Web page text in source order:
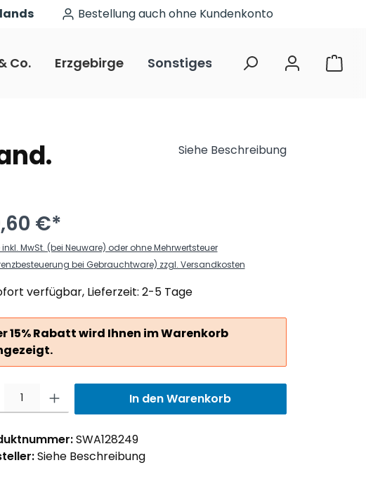
Bestellung auch ohne Kundenkonto
Co. Erzgebirge Sonstiges Restposten
Siehe Beschreibung
€*
inkl. MwSt. (bei Neuware) oder ohne Mehrwertsteuer
bei Gebrauchtware) zzgl. Versandkosten
verfügbar, Lieferzeit: 2-5 Tage
15% Rabatt wird Ihnen im Warenkorb
Anzahl: Gib den gewünschten Wert ein oder benutze die Schaltflächen um die
In den Warenkorb
SWA128249
Siehe Beschreibung